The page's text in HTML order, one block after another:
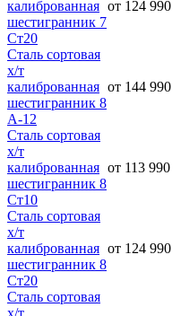
калиброванная
шестигранник 7
Ст20
от 124 990
Сталь сортовая
х/т
калиброванная
шестигранник 8
А-12
от 144 990
Сталь сортовая
х/т
калиброванная
шестигранник 8
Ст10
от 113 990
Сталь сортовая
х/т
калиброванная
шестигранник 8
Ст20
от 124 990
Сталь сортовая
х/т